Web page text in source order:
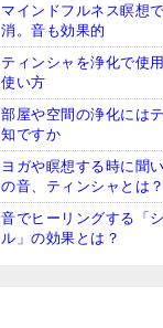
マインドフルネス瞑想
消。音も効果的
ティンシャを浄化で使
使い方
部屋や空間の浄化には
知ですか
ヨガや瞑想する時に聞
の音、ティンシャとは？
音でヒーリングする「
ル」の効果とは？